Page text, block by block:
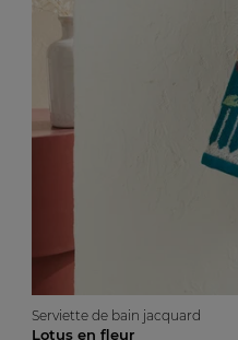
Serviette de bain jacquard
Lotus en fleur